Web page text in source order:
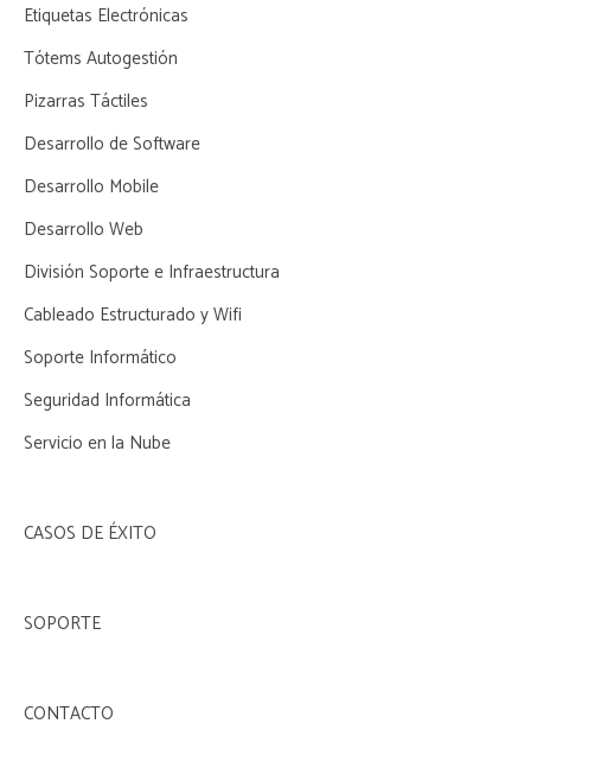
Etiquetas Electrónicas
Tótems Autogestión
Pizarras Táctiles
Desarrollo de Software
Desarrollo Mobile
Desarrollo Web
División Soporte e Infraestructura
Cableado Estructurado y Wifi
Soporte Informático
Seguridad Informática
Servicio en la Nube
CASOS DE ÉXITO
SOPORTE
CONTACTO